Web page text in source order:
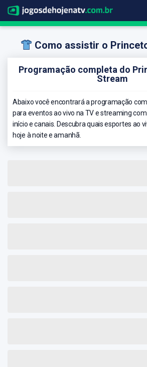
Como assistir o
Programação completa do
Stream
Abaixo você encontrará a programação
para eventos ao vivo na TV e streaming
início e canais. Descubra quais esportes ao
hoje à noite e amanhã.